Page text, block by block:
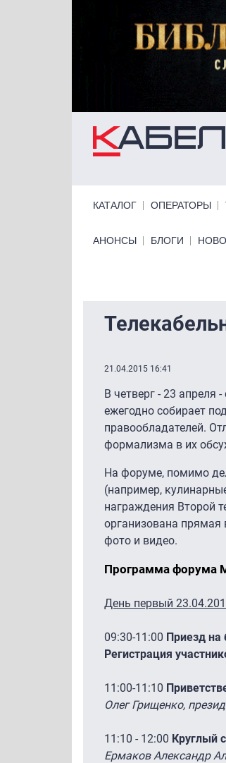
КАТАЛОГ ОПЕРАТОРЫ
Primary links bottom
АНОНСЫ БЛОГИ
21.04.2015 16:41
В четверг - 23 апреля
ежегодно собирает
правообладателей.
формализма в их
На форуме, помимо
(например,
награждения Второй
организована прямая
фото и видео.
Программа форума
День первый
09:30-11:00 Приезд на
Регистрация
11:00-11:10
Олег Грищенко,
11:10 - 12:00 Круглый
Ермаков Александр